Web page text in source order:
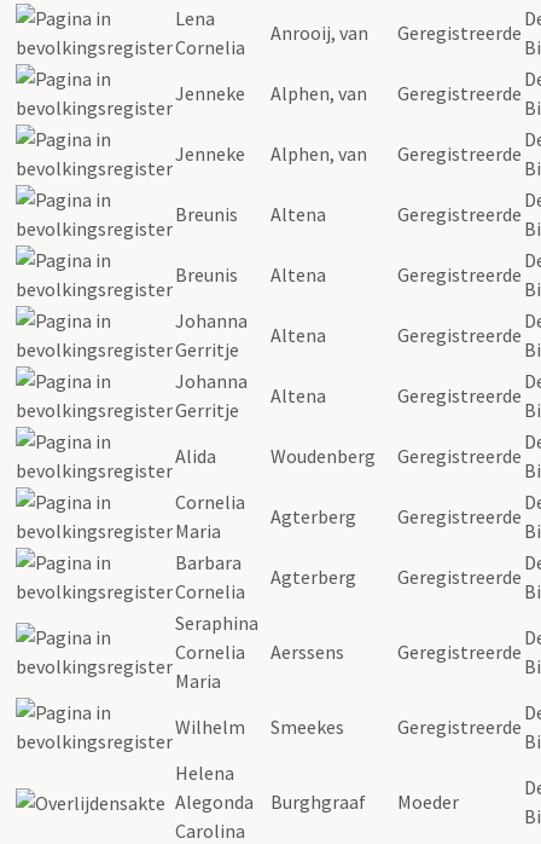
Lena
Cornelia
Anrooij, van Geregistreerde
Jenneke
Alphen, van Geregistreerde
Jenneke
Alphen, van Geregistreerde
Breunis
Altena Geregistreerde
Breunis
Altena Geregistreerde
Johanna
Gerritje
Altena Geregistreerde
Johanna
Gerritje
Altena Geregistreerde
Alida
Woudenberg Geregistreerde
Cornelia
Maria
Agterberg Geregistreerde
Barbara
Cornelia
Agterberg Geregistreerde
Seraphina
Cornelia
Maria
Aerssens Geregistreerde
Wilhelm Smeekes Geregistreerde
Helena
Alegonda
Carolina
Burghgraaf Moeder